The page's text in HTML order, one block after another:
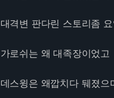
대격변 판다린 스토리좀
가로쉬는 왜 대족장이었고
데스윙은 왜깝치다 뒈졌으